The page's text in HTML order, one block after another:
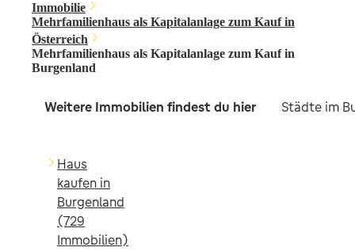
Immobilie
Mehrfamilienhaus als Kapitalanlage zum Kauf in
Österreich
Mehrfamilienhaus als Kapitalanlage zum Kauf in
Burgenland
Weitere Immobilien findest du hier Städte im
Haus
kaufen in
Burgenland
(729
Immobilien)